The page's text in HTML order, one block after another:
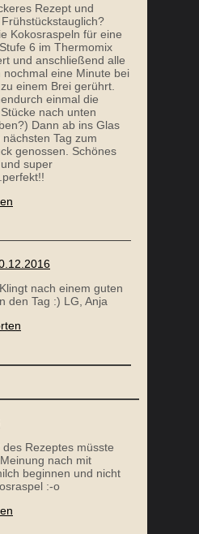
BIRNE
MIT ANANAS
Rezept und
Kokosraspeln für eine
6 im Thermomix
und anschließend alle
nochmal eine Minute bei
einem Brei gerührt.
einmal die
nach unten
Dann ab ins Glas
nächsten Tag zum
genossen. Schönes
super
nach einem guten
den Tag :) LG, Anja
des Rezeptes müsste
nach mit
beginnen und nicht
:-o